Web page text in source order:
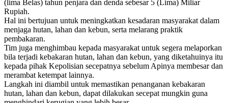
(lima Belas) tahun penjara dan denda sebesar 5 (Lima) Miliar
Rupiah.
Hal ini bertujuan untuk meningkatkan kesadaran masyarakat dalam
menjaga hutan, lahan dan kebun, serta melarang praktik
pembakaran.
Tim juga menghimbau kepada masyarakat untuk segera melaporkan
bila terjadi kebakaran hutan, lahan dan kebun, yang diketahuinya itu
kepada pihak Kepolisian secepatnya sebelum Apinya membesar dan
merambat ketempat lainnya.
Langkah ini diambil untuk memastikan penanganan kebakaran
hutan, lahan dan kebun, dapat dilakukan secepat mungkin guna